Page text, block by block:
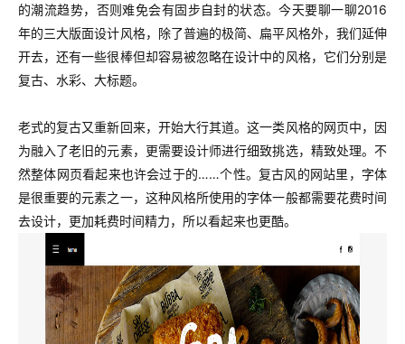
的潮流趋势，否则难免会有固步自封的状态。今天要聊一聊2016
年的三大版面设计风格，除了普遍的极简、扁平风格外，我们延伸
开去，还有一些很棒但却容易被忽略在设计中的风格，它们分别是
复古、水彩、大标题。
老式的复古又重新回来，开始大行其道。这一类风格的网页中，因
为融入了老旧的元素，更需要设计师进行细致挑选，精致处理。不
然整体网页看起来也许会过于的……个性。复古风的网站里，字体
是很重要的元素之一，这种风格所使用的字体一般都需要花费时间
去设计，更加耗费时间精力，所以看起来也更酷。